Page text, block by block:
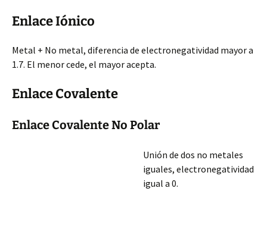
Enlace Iónico
Metal + No metal, diferencia de electronegatividad mayor a
1.7. El menor cede, el mayor acepta.
Enlace Covalente
Enlace Covalente No Polar
Unión de dos no metales
iguales, electronegatividad
igual a 0.